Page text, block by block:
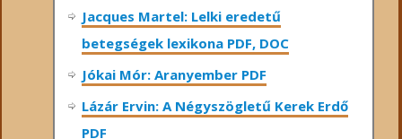
Jacques Martel: Lelki eredetű
betegségek lexikona PDF, DOC
Jókai Mór: Aranyember PDF
Lázár Ervin: A Négyszögletű Kerek Erdő
PDF